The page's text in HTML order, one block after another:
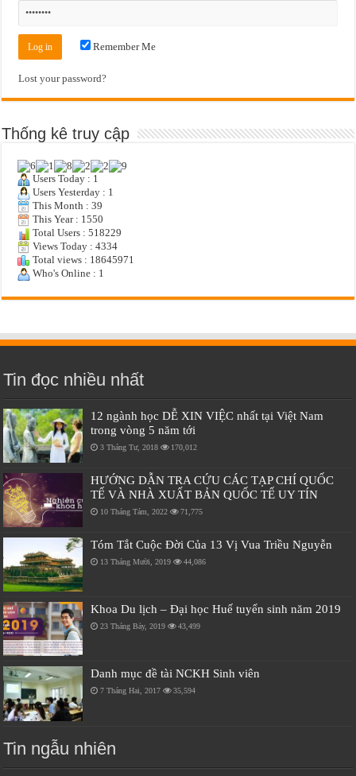
Remember Me
Lost your password?
Thống kê truy cập
Users Today : 1
Users Yesterday : 1
This Month : 39
This Year : 1550
Total Users : 518229
Views Today : 4334
Total views : 18645971
Who's Online : 1
Tin đọc nhiều nhất
12 ngành học DỄ XIN VIỆC nhất tại Việt Nam
trong vòng 5 năm tới
3 Tháng Tư, 2018 170,012
HƯỚNG DẪN TRA CỨU CÁC TẠP CHÍ QUỐC
TẾ VÀ NHÀ XUẤT BẢN QUỐC TẾ UY TÍN
10 Tháng Tám, 2022 71,775
Tóm Tắt Cuộc Đời Của 13 Vị Vua Triều Nguyễn
13 Tháng Mười, 2019 44,086
Khoa Du lịch – Đại học Huế tuyển sinh năm 2019
23 Tháng Bảy, 2019 43,499
Danh mục đề tài NCKH Sinh viên
7 Tháng Hai, 2017 35,594
Tin ngẫu nhiên